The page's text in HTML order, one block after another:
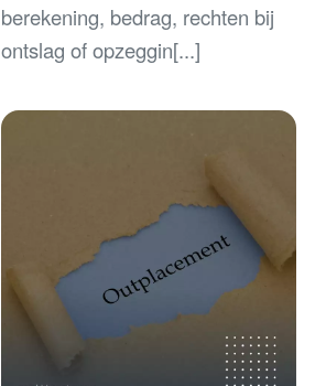
berekening, bedrag, rechten bij
ontslag of opzeggin[...]